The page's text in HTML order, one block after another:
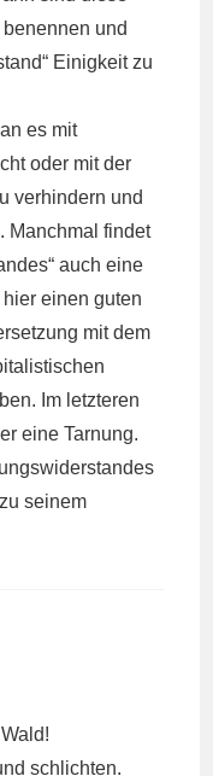
und
Einigkeit zu
es mit
oder mit der
verhindern und
Manchmal findet
auch eine
einen guten
mit dem
Im letzteren
eine Tarnung.
seinem
schlichten.